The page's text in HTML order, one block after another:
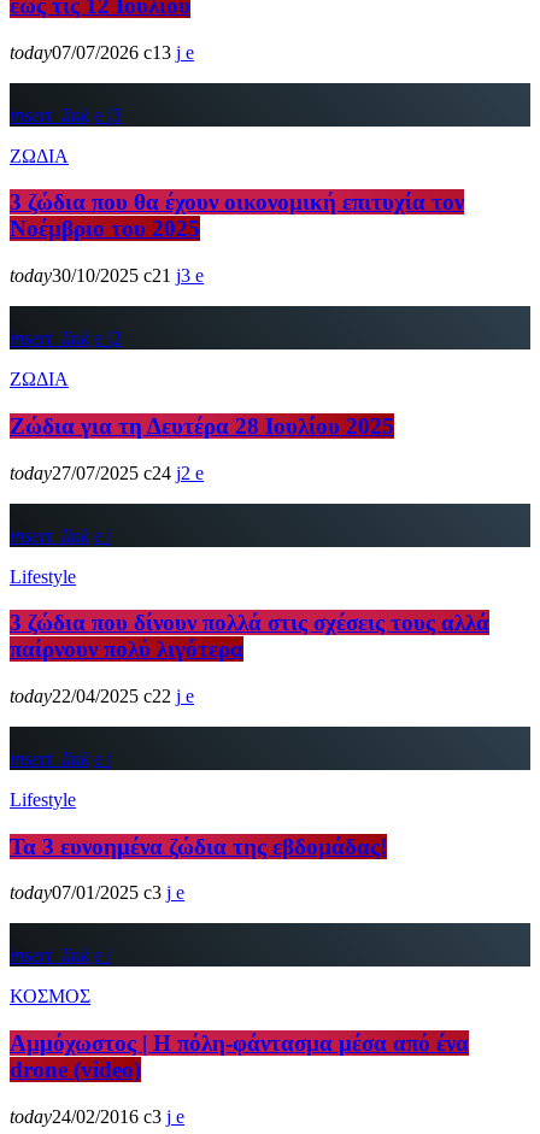
έως τις 12 Ιουλίου
today07/07/2026 13
insert_link
3
ΖΩΔΙΑ
3 ζώδια που θα έχουν οικονομική επιτυχία τον
Νοέμβριο του 2025
today30/10/2025 21 3
insert_link
2
ΖΩΔΙΑ
Ζώδια για τη Δευτέρα 28 Ιουλίου 2025
today27/07/2025 24 2
insert_link
Lifestyle
3 ζώδια που δίνουν πολλά στις σχέσεις τους αλλά
παίρνουν πολύ λιγότερα
today22/04/2025 22
insert_link
Lifestyle
Τα 3 ευνοημένα ζώδια της εβδομάδας!
today07/01/2025 3
insert_link
ΚΟΣΜΟΣ
Αμμόχωστος | H πόλη-φάντασμα μέσα από ένα
drone (video)
today24/02/2016 3